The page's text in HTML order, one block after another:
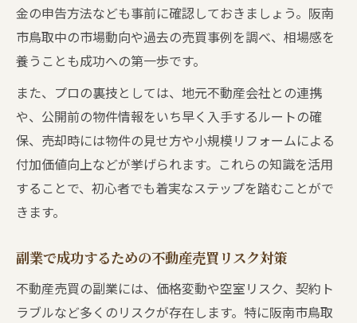
金の申告方法なども事前に確認しておきましょう。阪南
市鳥取中の市場動向や過去の売買事例を調べ、相場感を
養うことも成功への第一歩です。
また、プロの裏技としては、地元不動産会社との連携
や、公開前の物件情報をいち早く入手するルートの確
保、売却時には物件の見せ方や小規模リフォームによる
付加価値向上などが挙げられます。これらの知識を活用
することで、初心者でも着実なステップを踏むことがで
きます。
副業で成功するための不動産売買リスク対策
不動産売買の副業には、価格変動や空室リスク、契約ト
ラブルなど多くのリスクが存在します。特に阪南市鳥取